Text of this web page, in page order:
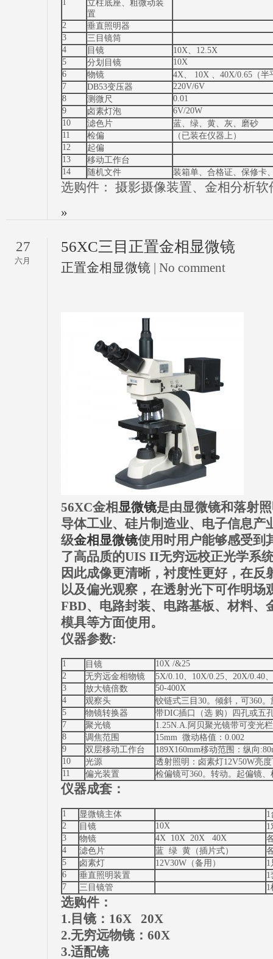
1
立柱底座、粗微动装
置
2
垂直照明器
3
三目镜筒
4
目镜
10X、12.5X
5
分划目镜
10X
6
物镜
4X、 10X 、40X/0.65（半
7
DB53变压器
220V/6V
8
测微尺
0.01
9
卤素灯泡
6V/20W
10
滤色片
蓝、绿、黄、灰、磨砂
11
检偏
（已装在仪器上）
12
起偏
13
移动工作台
14
随机文件 装箱单、合格证、保修卡
选购件： 摄影摄像装置、金相分析软
»
27
六月
56XC三目正置金相显微镜
正置金相显微镜 | No comment
56XC金相 显微镜是由显微镜和落射
导体工业、硅片制造业、电子信息产
级金相显微镜使用时用户能够感受到
了高品质的UIS II无穷远校正光学系
因此成像更清晰，衬度性更好，在
以及偏光观察，在透射光下可作明场
FBD、电路封装、电路基板、材料、
模具等方面使用。
仪器参数:
1 目镜
10X /&25
2
无穷远金相物镜
5X/0.10、10X/0.25、20X/0.40
3
放大镜倍数
50-400X
4
观察头
铰链式三目30。倾斜，可360。
5
物镜转换器
带DIC插口（选 购）四孔或五
7
聚光镜
1.25N.A.阿贝聚光镜带可变光栏
8
调焦范围
15mm 微动格值：0.002
9
双层移动工作台
189X160mm移动范围：纵向
10
光源
透射照明：卤素灯12V50W亮
11
偏光装置 检偏镜可360。转动。起偏镜
仪器成套：
1 显微镜主体
1
2
目镜 10X
1
3
物镜 4X 10X 20X 40X
4
滤色片 蓝 绿 黄（插片式）
5
卤素灯 12V30W（备用）
1
6
垂直照明装置
1
7
三目镜管 1
选购件：
1.目镜：16X 20X
2.无穷远物镜：60X
3.适配镜